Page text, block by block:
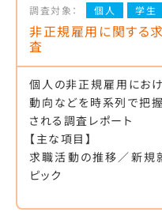
調査対象：
個人 学生
非正規雇用に関する
査
個人の非正規雇用にお
動向などを時系列で把
される調査レポート
【主な項目】
求職活動の推移／新規
ピック